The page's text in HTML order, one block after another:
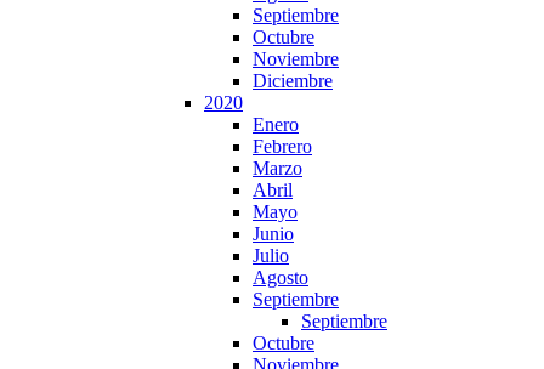
Septiembre
Octubre
Noviembre
Diciembre
2020
Enero
Febrero
Marzo
Abril
Mayo
Junio
Julio
Agosto
Septiembre
Septiembre
Octubre
Noviembre